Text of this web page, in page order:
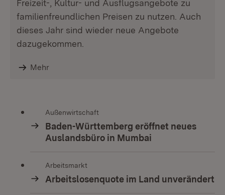
Freizeit-, Kultur- und Ausflugsangebote zu
familienfreundlichen Preisen zu nutzen. Auch
dieses Jahr sind wieder neue Angebote
dazugekommen.
Mehr
Außenwirtschaft
Baden-Württemberg eröffnet neues
Auslandsbüro in Mumbai
Arbeitsmarkt
Arbeitslosenquote im Land unverändert